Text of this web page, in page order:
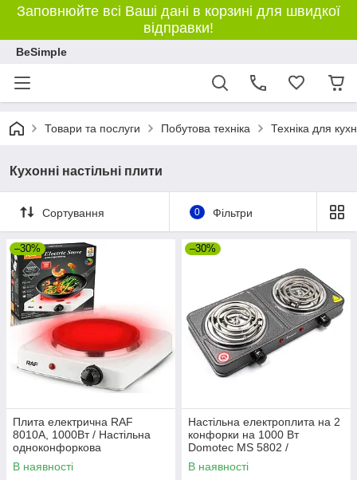
Заповнюйте всі Ваші дані в корзині для швидкої
відправки!
BeSimple
Товари та послуги Побутова техніка Техніка для
Кухонні настільні плити
Сортування 0 Фільтри
–30%
Плита електрична RAF
8010A, 1000Вт / Настільна
одноконфоркова
електроплитка / Дискова
плита
В наявності
–30%
Настільна електроплита на 2
конфорки на 1000 Вт
Domotec MS 5802 /
Електрична спіральна плита
В наявності